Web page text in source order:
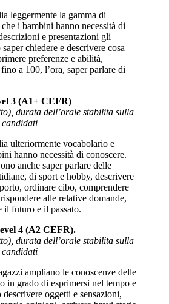
leggermente la gamma di
i bambini hanno necessità di
e presentazioni gli
chiedere e descrivere cosa
preferenze e abilità,
a 100, l’ora, saper parlare di
3 (A1+ CEFR)
durata dell’orale stabilita sulla
candidati
ulteriormente vocabolario e
hanno necessità di conoscere.
anche saper parlare delle
di sport e hobby, descrivere
ordinare cibo, comprendere
alle relative domande,
il futuro e il passato.
4 (A2 CEFR).
durata dell’orale stabilita sulla
candidati
ampliano le conoscenze delle
in grado di esprimersi nel tempo e
oggetti e sensazioni,